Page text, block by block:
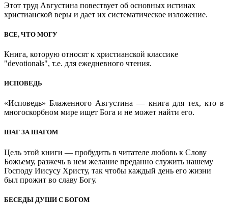
Этот труд Августина повествует об основных истинах
христианской веры и дает их систематическое изложение.
ВСЕ, ЧТО МОГУ
Книга, которую относят к христианской классике
"devotionals", т.е. для ежедневного чтения.
ИСПОВЕДЬ
«Исповедь» Блаженного Августина — книга для тех, кто в
многоскорбном мире ищет Бога и не может найти его.
ШАГ ЗА ШАГОМ
Цель этой книги — пробудить в читателе любовь к Слову
Божьему, разжечь в нем желание преданно служить нашему
Господу Иисусу Христу, так чтобы каждый день его жизни
был прожит во славу Богу.
БЕСЕДЫ ДУШИ С БОГОМ